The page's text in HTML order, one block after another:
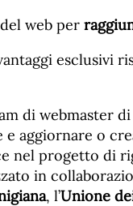
web per
esclusivi
di webmaster di
aggiornare o
nel progetto di
in
, l’Unione